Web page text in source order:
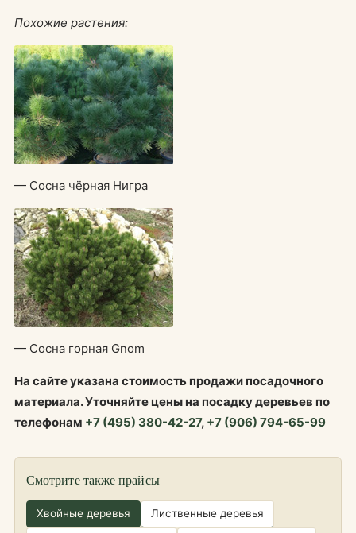
Похожие растения:
— Сосна чёрная Нигра
— Сосна горная Gnom
На сайте указана стоимость продажи посадочного
материала. Уточняйте цены на посадку деревьев по
телефонам +7 (495) 380-42-27, +7 (906) 794-65-99
Смотрите также прайсы
Хвойные деревья Лиственные деревья